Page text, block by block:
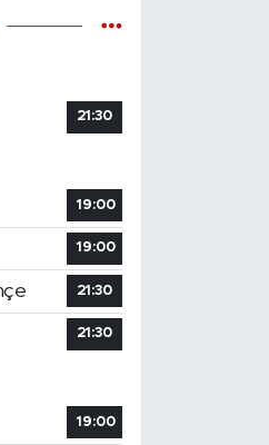
21:30
19:00
19:00
21:30
21:30
19:00